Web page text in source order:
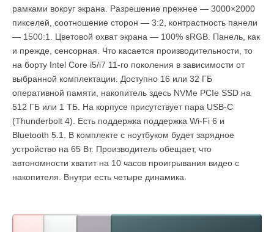
рамками вокруг экрана. Разрешение прежнее — 3000×2000
пикселей, соотношение сторон — 3:2, контрастность панели
— 1500:1. Цветовой охват экрана — 100% sRGB. Панель, как
и прежде, сенсорная. Что касается производительности, то
на борту Intel Core i5/i7 11-го поколения в зависимости от
выбранной комплектации. Доступно 16 или 32 ГБ
оперативной памяти, накопитель здесь NVMe PCIe SSD на
512 ГБ или 1 ТБ. На корпусе присутствует пара USB-C
(Thunderbolt 4). Есть поддержка поддержка Wi-Fi 6 и
Bluetooth 5.1. В комплекте с ноутбуком будет зарядное
устройство на 65 Вт. Производитель обещает, что
автономности хватит на 10 часов проигрывания видео с
накопителя. Внутри есть четыре динамика.